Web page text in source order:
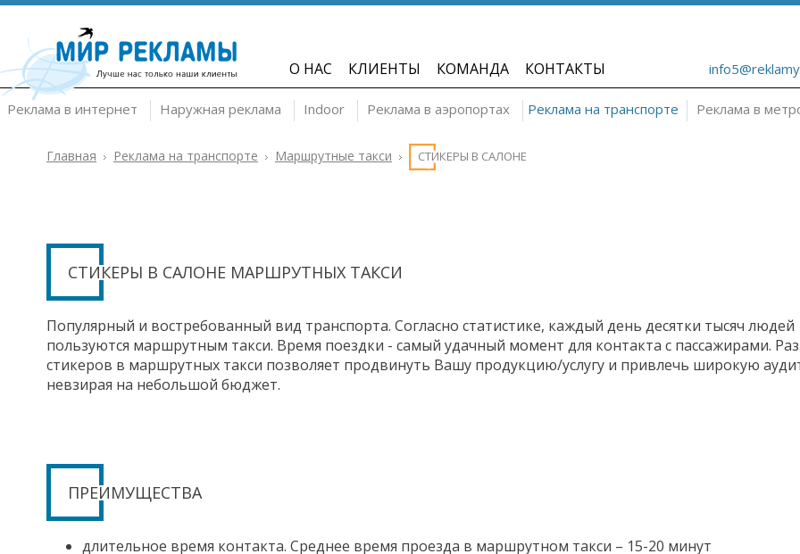
О НАС КЛИЕНТЫ КОМАНДА КОНТАКТЫ
Реклама в интернет Наружная реклама Indoor Реклама в аэропортах Реклама на транспорте Реклама в
Главная Реклама на транспорте Маршрутные такси СТИКЕРЫ В САЛОНЕ
СТИКЕРЫ В САЛОНЕ МАРШРУТНЫХ ТАКСИ
Популярный и востребованный вид транспорта. Согласно статистике, каждый день десятки тысяч людей
пользуются маршрутным такси. Время поездки - самый удачный момент для контакта с пассажирами.
стикеров в маршрутных такси позволяет продвинуть Вашу продукцию/услугу и привлечь широкую
невзирая на небольшой бюджет.
ПРЕИМУЩЕСТВА
длительное время контакта. Среднее время проезда в маршрутном такси – 15-20 минут